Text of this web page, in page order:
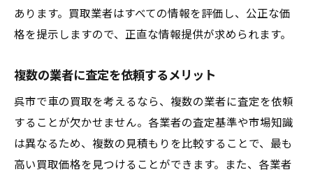
あります。買取業者はすべての情報を評価し、公正な価
格を提示しますので、正直な情報提供が求められます。
複数の業者に査定を依頼するメリット
呉市で車の買取を考えるなら、複数の業者に査定を依頼
することが欠かせません。各業者の査定基準や市場知識
は異なるため、複数の見積もりを比較することで、最も
高い買取価格を見つけることができます。また、各業者